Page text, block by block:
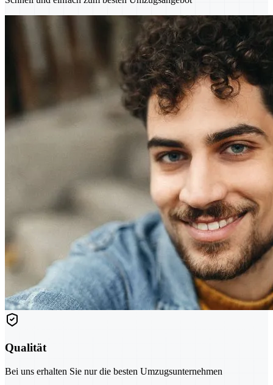
Qualität
Bei uns erhalten Sie nur die besten Umzugsunternehmen